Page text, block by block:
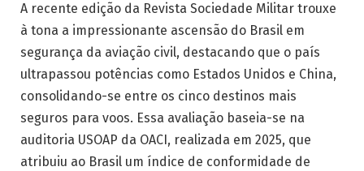
A recente edição da Revista Sociedade Militar trouxe
à tona a impressionante ascensão do Brasil em
segurança da aviação civil, destacando que o país
ultrapassou potências como Estados Unidos e China,
consolidando-se entre os cinco destinos mais
seguros para voos. Essa avaliação baseia-se na
auditoria USOAP da OACI, realizada em 2025, que
atribuiu ao Brasil um índice de conformidade de